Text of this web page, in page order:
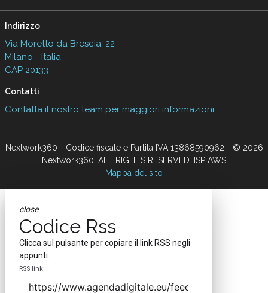
Indirizzo
Via Moretto da Brescia, 22
Milano - Italia
CAP 20133
Contatti
Contatta il nostro team per maggiori informazioni
Nextwork360 - Codice fiscale e Partita IVA 13868590962 - © 2026
Nextwork360. ALL RIGHTS RESERVED. ISP AWS
Mappa del sito
close
Codice Rss
Clicca sul pulsante per copiare il link RSS negli
appunti.
RSS link